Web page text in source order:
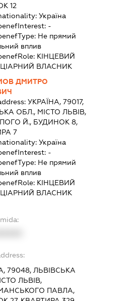
12
Україна
-
Не прямий
вплив
КІНЦЕВИЙ
ВЛАСНИК
ДМИТРО
УКРАЇНА, 79017,
ОБЛ., МІСТО ЛЬВІВ,
Й., БУДИНОК 8,
7
Україна
-
Не прямий
вплив
КІНЦЕВИЙ
ВЛАСНИК
79048, ЛЬВІВСЬКА
ЛЬВІВ,
ПАВЛА,